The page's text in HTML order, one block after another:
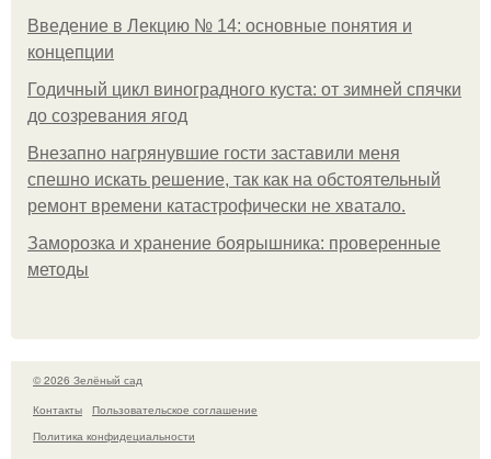
Введение в Лекцию № 14: основные понятия и
концепции
Годичный цикл виноградного куста: от зимней спячки
до созревания ягод
Внезапно нагрянувшие гости заставили меня
спешно искать решение, так как на обстоятельный
ремонт времени катастрофически не хватало.
Заморозка и хранение боярышника: проверенные
методы
© 2026 Зелёный сад
Контакты
Пользовательское соглашение
Политика конфидециальности